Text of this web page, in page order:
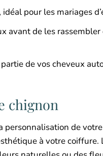
pour les mariages
avant de les
de vos cheveux
chignon
de
à votre coiffure.